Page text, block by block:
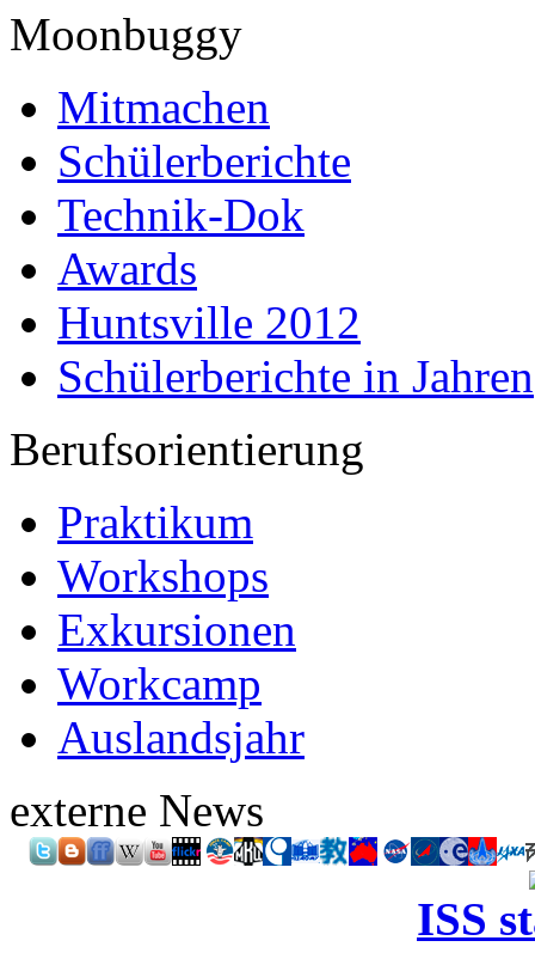
Moonbuggy
Mitmachen
Schülerberichte
Technik-Dok
Awards
Huntsville 2012
Schülerberichte in Jahren
Berufsorientierung
Praktikum
Workshops
Exkursionen
Workcamp
Auslandsjahr
externe News
ISS